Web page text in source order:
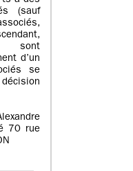
(sauf
sont
d’un
se
décision
70 rue